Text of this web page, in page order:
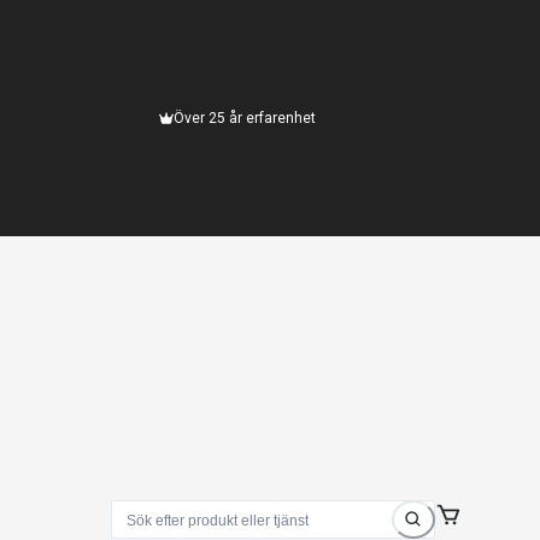
Över 25 år erfarenhet